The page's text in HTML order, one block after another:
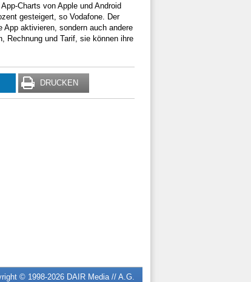
Charts von Apple und Android
gesteigert, so Vodafone. Der
aktivieren, sondern auch andere
Rechnung und Tarif, sie können ihre
DRUCKEN
© 1998-2026 DAIR Media // A.G.